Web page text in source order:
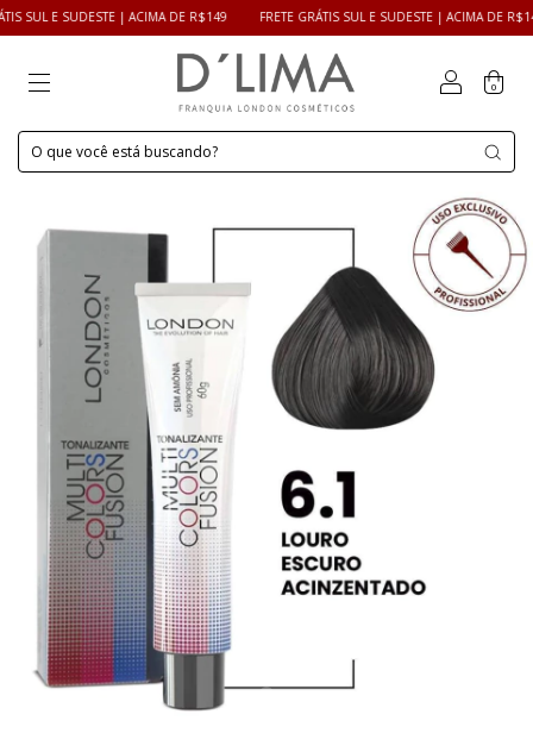
SUL E SUDESTE | ACIMA DE R$149 FRETE GRÁTIS SUL E SUDESTE | ACIMA DE R$149
0